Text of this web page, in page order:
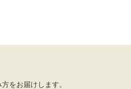
をお届けします。